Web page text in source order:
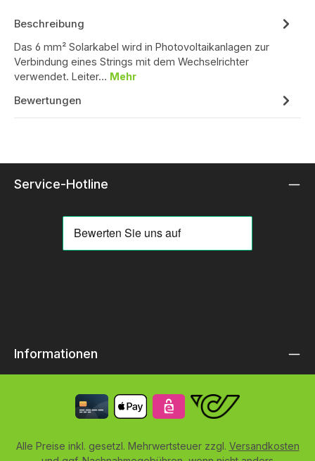
Beschreibung
Das 6 mm² Solarkabel wird in Photovoltaikanlagen zur
Verbindung eines Strings mit dem Wechselrichter
verwendet. Leiter… Mehr
Bewertungen
Service-Hotline
Informationen
Alle Preise inkl. gesetzl. Mehrwertsteuer zzgl. Versandkosten